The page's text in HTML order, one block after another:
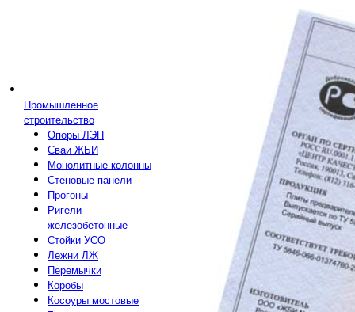
Промышленное
строительство
Опоры ЛЭП
Сваи ЖБИ
Монолитные колонны
Стеновые панели
Прогоны
Ригели
железобетонные
Стойки УСО
Лежни ЛЖ
Перемычки
Коробы
Косоуры мостовые